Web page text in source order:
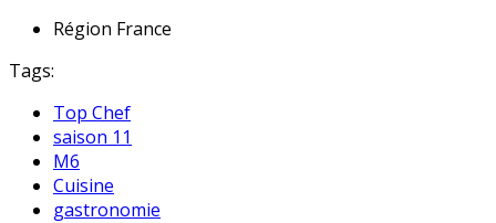
Région France
Tags:
Top Chef
saison 11
M6
Cuisine
gastronomie